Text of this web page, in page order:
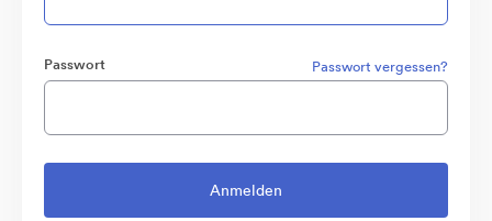
Passwort Passwort vergessen?